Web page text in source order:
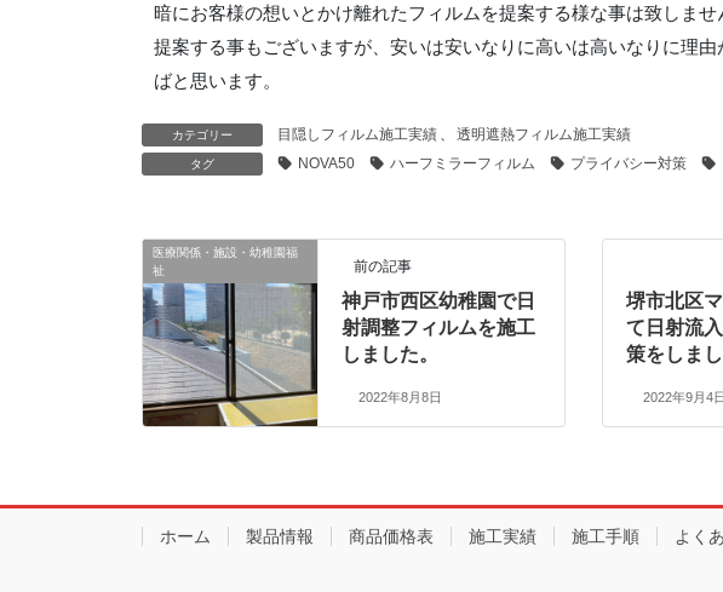
暗にお客様の想いとかけ離れたフィルムを提案する様な事は致しま
提案する事もございますが、安いは安いなりに高いは高いなりに理
ばと思います。
カテゴリー 目隠しフィルム施工実績 、 透明遮熱フィルム施工実績
タグ NOVA50 ハーフミラーフィルム プライバシー対策
医療関係・施設・幼稚園福
祉
前の記事
神戸市西区幼稚園で日
射調整フィルムを施工
しました。
2022年8月8日
堺市北区
て日射流
策をしまし
2022年9月4日
ホーム 製品情報 商品価格表 施工実績 施工手順 よく